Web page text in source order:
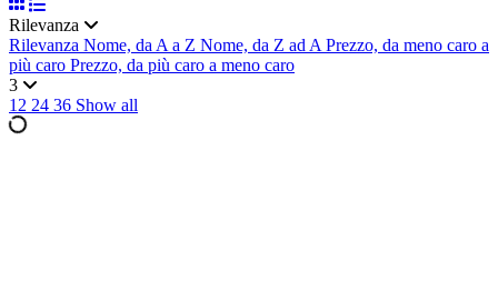
Rilevanza
Rilevanza Nome, da A a Z Nome, da Z ad APrezzo, da meno caro a
più caro Prezzo, da più caro a meno caro
3
12 24 36 Show all